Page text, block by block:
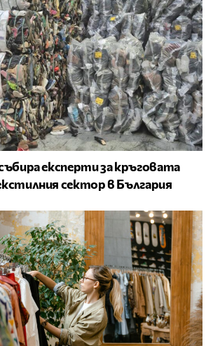
експерти за кръговата
сектор в България